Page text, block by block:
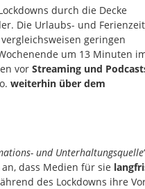
durch die Decke
Die Urlaubs- und
geringen
um 13 Minuten
vor Streaming und
weiterhin über dem
und Unterhaltungsquelle
dass Medien für sie
des Lockdowns ihre